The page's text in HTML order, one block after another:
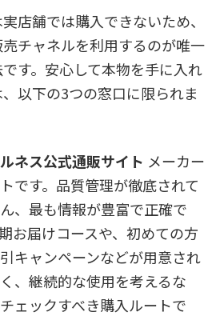
店舗では購入できないため、
チャネルを利用するのが唯一
す。安心して本物を手に入れ
以下の3つの窓口に限られま
ネス公式通販サイト メーカー
です。品質管理が徹底されて
、最も情報が豊富で正確で
お届けコースや、初めての方
キャンペーンなどが用意され
、継続的な使用を考えるな
ェックすべき購入ルートで